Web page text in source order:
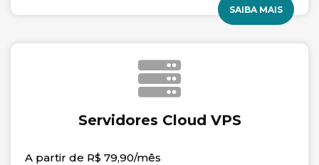
SAIBA MAIS
Servidores Cloud VPS
A partir de R$ 79,90/mês